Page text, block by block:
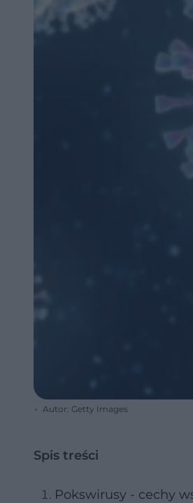
Autor: Getty Images
Spis treści
Pokswirusy - cechy